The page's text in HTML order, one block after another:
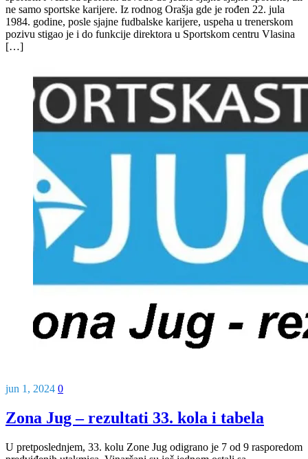
ne samo sportske karijere. Iz rodnog Orašja gde je rođen 22. jula
1984. godine, posle sjajne fudbalske karijere, uspeha u trenerskom
pozivu stigao je i do funkcije direktora u Sportskom centru Vlasina
[…]
jun 1, 2024 0
Zona Jug – rezultati 33. kola i tabela
U pretposlednjem, 33. kolu Zone Jug odigrano je 7 od 9 rasporedom